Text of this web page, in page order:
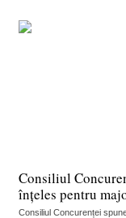
Consiliul
înțeles pentru
Consiliul Concurenței